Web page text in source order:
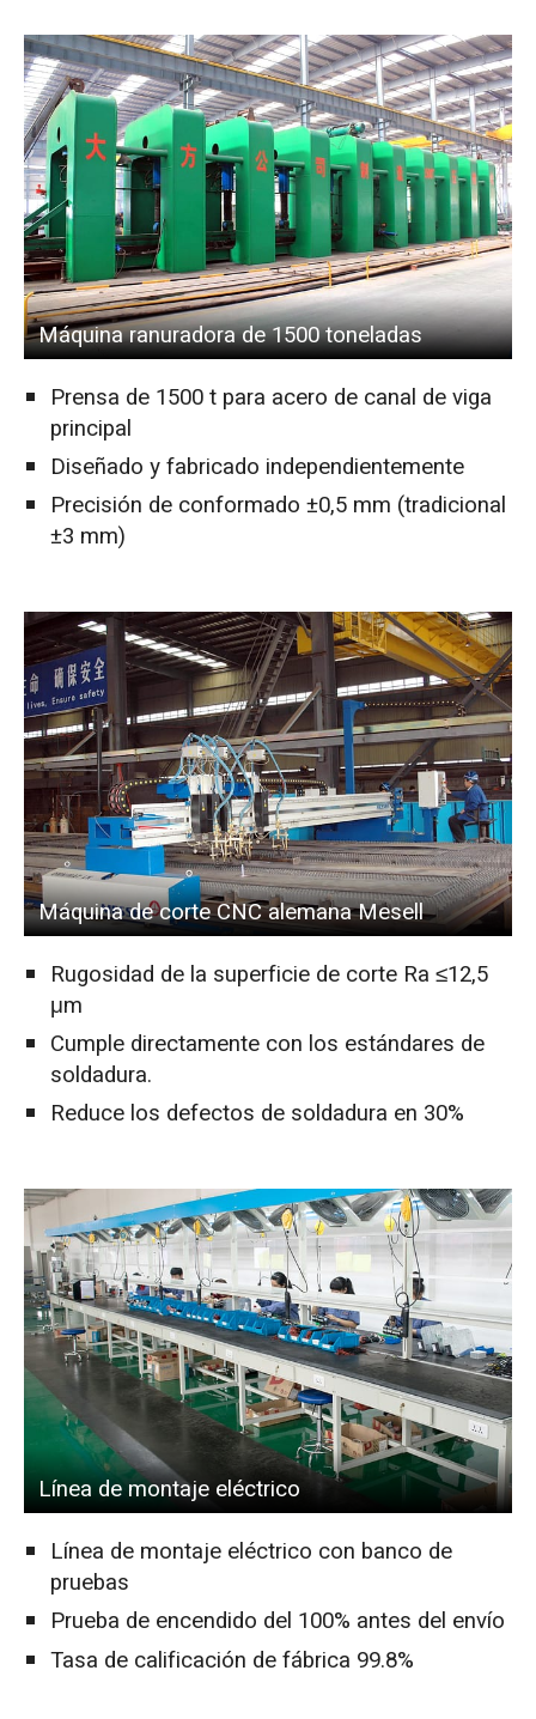
Máquina ranuradora de 1500 toneladas
Prensa de 1500 t para acero de canal de viga
principal
Diseñado y fabricado independientemente
Precisión de conformado ±0,5 mm (tradicional
±3 mm)
Máquina de corte CNC alemana Mesell
Rugosidad de la superficie de corte Ra ≤12,5
μm
Cumple directamente con los estándares de
soldadura.
Reduce los defectos de soldadura en 30%
Línea de montaje eléctrico
Línea de montaje eléctrico con banco de
pruebas
Prueba de encendido del 100% antes del envío
Tasa de calificación de fábrica 99.8%